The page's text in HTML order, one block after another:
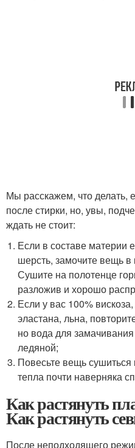
Мы расскажем, что делать,
после стирки, но, увы,
ждать не стоит:
Если в составе материи
шерсть, замочите вещь в
Сушите на полотенце
разложив и хорошо
Если у вас 100%
эластана, льна,
но вода для
ледяной;
Повесьте вещь
тепла почти наверняка
Как растянуть
Как растянуть
После неподходящего